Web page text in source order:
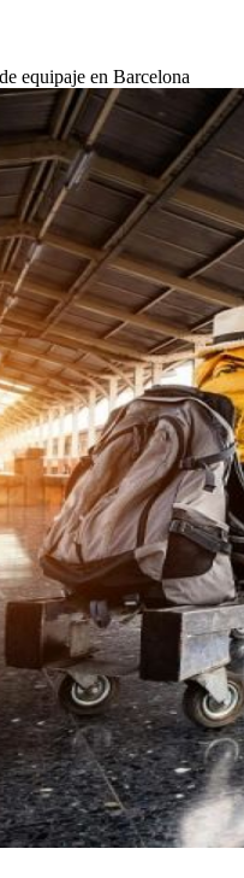
equipaje en Barcelona